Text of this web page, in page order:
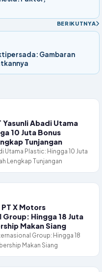
BERIKUTNYA
Gambaran
Yasunli Abadi Utama
10 Juta Bonus
Tunjangan
Utama Plastic: Hingga 10 Juta
Lengkap Tunjangan
X Motors
Hingga 18 Juta
Makan Siang
Group: Hingga 18
Makan Siang